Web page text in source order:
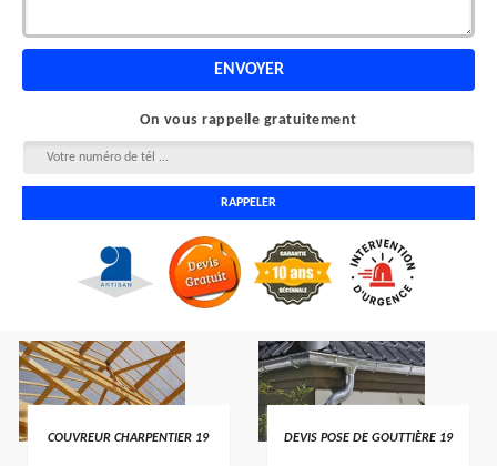
On vous rappelle gratuitement
COUVREUR CHARPENTIER 19 DEVIS POSE DE GOUTTIÈRE 19